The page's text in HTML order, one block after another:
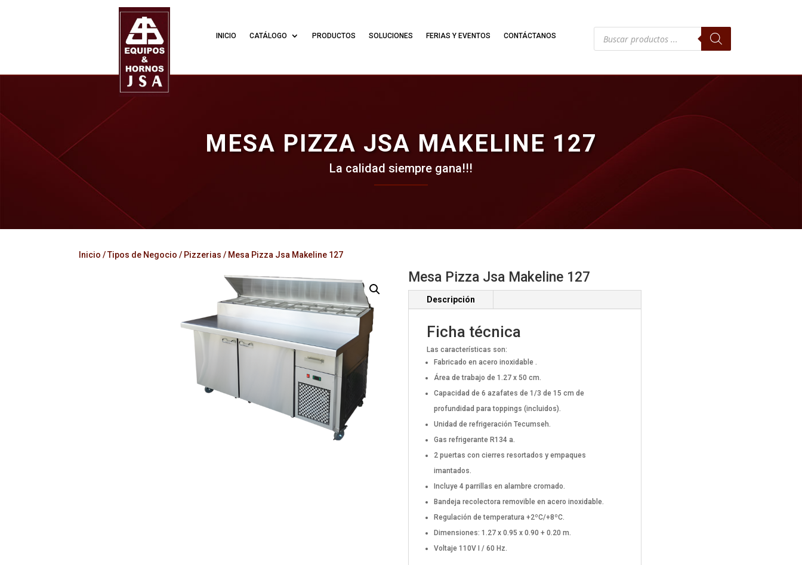
INICIO CATÁLOGO PRODUCTOS SOLUCIONES FERIAS Y EVENTOS CONTÁCTANOS Búsqueda
productos
MESA PIZZA JSA MAKELINE 127
La calidad siempre gana!!!
Inicio /Tipos de Negocio / Pizzerias / Mesa Pizza Jsa Makeline 127
Mesa Pizza Jsa Makeline 127
Descripción
Ficha técnica
Las características son:
Fabricado en acero inoxidable .
Área de trabajo de 1.27 x 50 cm.
Capacidad de 6 azafates de 1/3 de 15 cm de
profundidad para toppings (incluidos).
Unidad de refrigeración Tecumseh.
Gas refrigerante R134 a.
2 puertas con cierres resortados y empaques
imantados.
Incluye 4 parrillas en alambre cromado.
Bandeja recolectora removible en acero inoxidable.
Regulación de temperatura +2ºC/+8ºC.
Dimensiones: 1.27 x 0.95 x 0.90 + 0.20 m.
Voltaje 110V I / 60 Hz.